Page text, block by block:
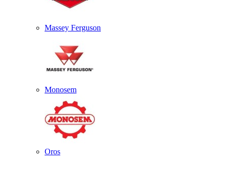
Massey Ferguson
Monosem
Oros